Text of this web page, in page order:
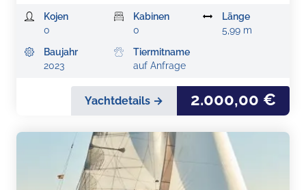
Kojen
0
Kabinen
0
Länge
5,99 m
Baujahr
2023
Tiermitname
auf Anfrage
Yachtdetails → 2.000,00 €